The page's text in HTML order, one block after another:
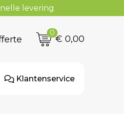
levering
0
€ 0,00
Klantenservice